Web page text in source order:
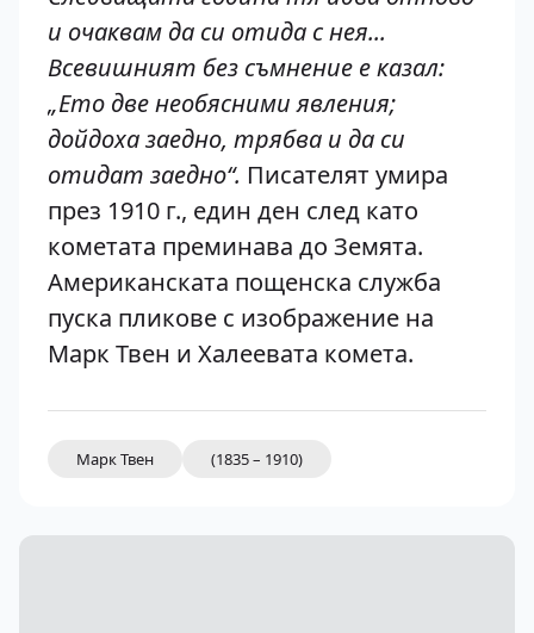
и очаквам да си отида с нея...
Всевишният без съмнение е казал:
„Ето две необясними явления;
дойдоха заедно, трябва и да си
отидат заедно“. Писателят умира
през 1910 г., един ден след като
кометата преминава до Земята.
Американската пощенска служба
пуска пликове с изображение на
Марк Твен и Халеевата комета.
Марк Твен (1835 – 1910)